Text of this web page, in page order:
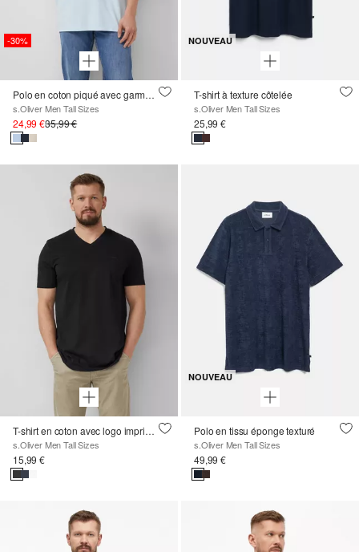
-30%
Polo en coton piqué avec garment dye
s.Oliver Men Tall Sizes
24,99 €35,99 €
NOUVEAU
T-shirt à texture côtelée
s.Oliver Men Tall Sizes
25,99 €
T-shirt en coton avec logo imprimé et col en V
s.Oliver Men Tall Sizes
15,99 €
NOUVEAU
Polo en tissu éponge texturé
s.Oliver Men Tall Sizes
49,99 €